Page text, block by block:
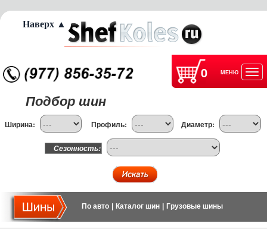
0 МЕНЮ
Подбор шин
Ширина: Профиль: Диаметр:
Сезонность:
По авто Каталог шин Грузовые шины
Наверх ▲